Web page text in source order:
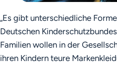
„Es gibt unterschiedliche
Deutschen
Familien wollen in der
ihren Kindern teure